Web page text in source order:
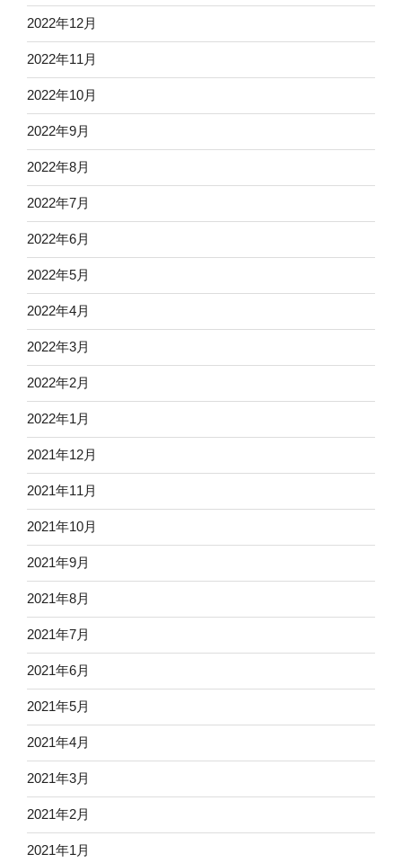
2022年12月
2022年11月
2022年10月
2022年9月
2022年8月
2022年7月
2022年6月
2022年5月
2022年4月
2022年3月
2022年2月
2022年1月
2021年12月
2021年11月
2021年10月
2021年9月
2021年8月
2021年7月
2021年6月
2021年5月
2021年4月
2021年3月
2021年2月
2021年1月